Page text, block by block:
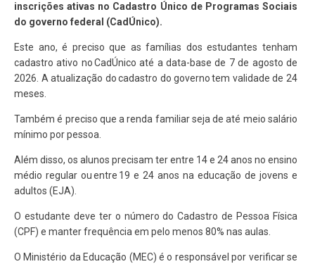
inscrições ativas no Cadastro Único de Programas Sociais
do governo federal (CadÚnico).
Este ano, é preciso que as famílias dos estudantes tenham
cadastro ativo no CadÚnico até a data-base de 7 de agosto de
2026. A atualização do cadastro do governo tem validade de 24
meses.
Também é preciso que a renda familiar seja de até meio salário
mínimo por pessoa.
Além disso, os alunos precisam ter entre 14 e 24 anos no ensino
médio regular ou entre 19 e 24 anos na educação de jovens e
adultos (EJA).
O estudante deve ter o número do Cadastro de Pessoa Física
(CPF) e manter frequência em pelo menos 80% nas aulas.
O Ministério da Educação (MEC) é o responsável por verificar se